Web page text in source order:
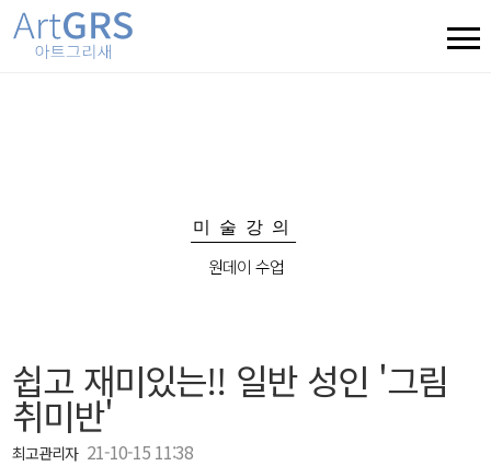
미술강의
원데이 수업
쉽고 재미있는!! 일반 성인 '그림
취미반'
최고관리자 21-10-15 11:38